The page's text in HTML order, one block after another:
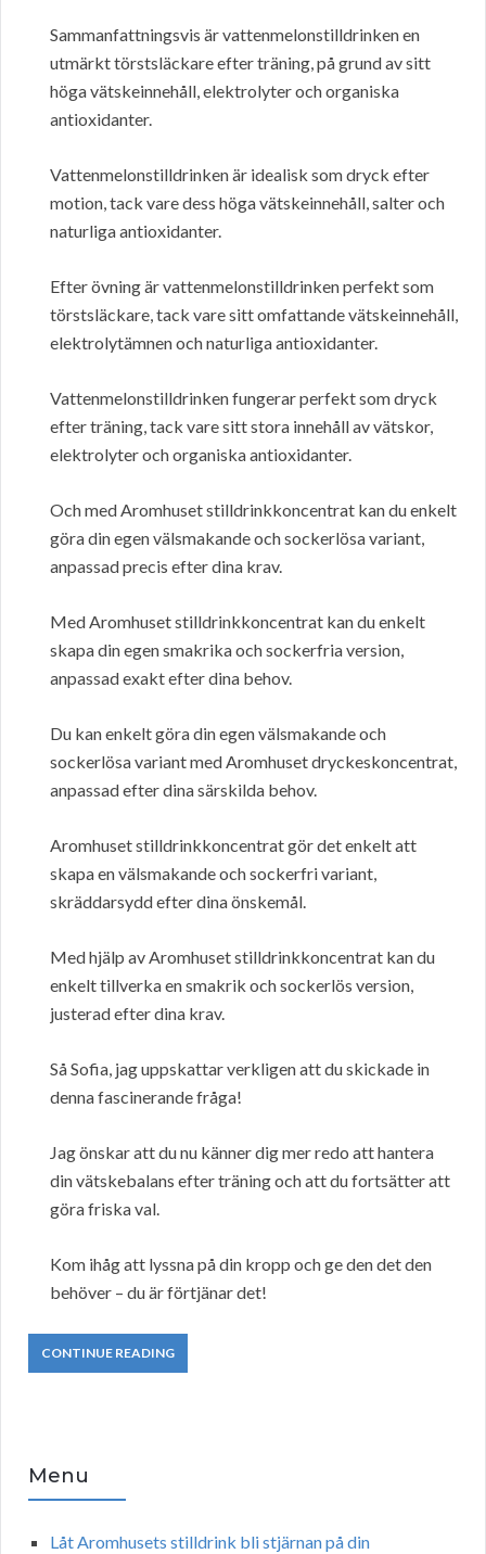
Sammanfattningsvis är vattenmelonstilldrinken en
utmärkt törstsläckare efter träning, på grund av sitt
höga vätskeinnehåll, elektrolyter och organiska
antioxidanter.
Vattenmelonstilldrinken är idealisk som dryck efter
motion, tack vare dess höga vätskeinnehåll, salter och
naturliga antioxidanter.
Efter övning är vattenmelonstilldrinken perfekt som
törstsläckare, tack vare sitt omfattande vätskeinnehåll,
elektrolytämnen och naturliga antioxidanter.
Vattenmelonstilldrinken fungerar perfekt som dryck
efter träning, tack vare sitt stora innehåll av vätskor,
elektrolyter och organiska antioxidanter.
Och med Aromhuset stilldrinkkoncentrat kan du enkelt
göra din egen välsmakande och sockerlösa variant,
anpassad precis efter dina krav.
Med Aromhuset stilldrinkkoncentrat kan du enkelt
skapa din egen smakrika och sockerfria version,
anpassad exakt efter dina behov.
Du kan enkelt göra din egen välsmakande och
sockerlösa variant med Aromhuset dryckeskoncentrat,
anpassad efter dina särskilda behov.
Aromhuset stilldrinkkoncentrat gör det enkelt att
skapa en välsmakande och sockerfri variant,
skräddarsydd efter dina önskemål.
Med hjälp av Aromhuset stilldrinkkoncentrat kan du
enkelt tillverka en smakrik och sockerlös version,
justerad efter dina krav.
Så Sofia, jag uppskattar verkligen att du skickade in
denna fascinerande fråga!
Jag önskar att du nu känner dig mer redo att hantera
din vätskebalans efter träning och att du fortsätter att
göra friska val.
Kom ihåg att lyssna på din kropp och ge den det den
behöver – du är förtjänar det!
CONTINUE READING
Menu
Låt Aromhusets stilldrink bli stjärnan på din